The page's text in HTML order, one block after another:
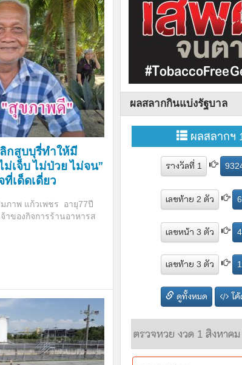
กสูบบุรี่ทำให้มี
เจ็บ ไม่ป่วย ไม่จน”
เด็ดเดี่ยว
ภาพ แก้วเพชร อายุ77ปี
าของกิจการร้านอาหารส
ผลสลากกินแบ่งรัฐบาล